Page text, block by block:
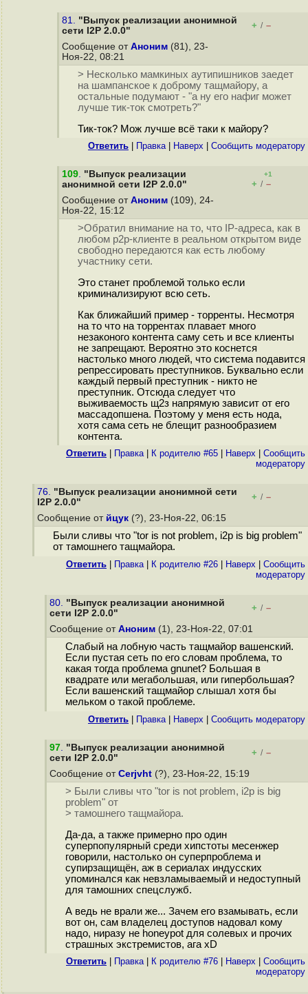
81. "Выпуск реализации анонимной
сети I2P 2.0.0"
+ / –
Сообщение от Аноним (81), 23-
Ноя-22, 08:21
> Несколько мамкиных аутипишников заедет
на шампанское к доброму тащмайору, а
остальные подумают - "а ну его нафиг может
лучше тик-ток смотреть?"
Тик-ток? Мож лучше всё таки к майору?
Ответить Правка| Наверх Cообщить модератору
109. "Выпуск реализации
анонимной сети I2P 2.0.0"
+1
+ / –
Сообщение от Аноним (109), 24-
Ноя-22, 15:12
>Обратил внимание на то, что IP-адреса, как в
любом p2p-клиенте в реальном открытом виде
свободно передаются как есть любому
участнику сети.
Это станет проблемой только если
криминализируют всю сеть.
Как ближайший пример - торренты. Несмотря
на то что на торрентах плавает много
незаконого контента саму сеть и все клиенты
не запрещают. Вероятно это коснется
настолько много людей, что система подавится
репрессировать преступников. Буквально если
каждый первый преступник - никто не
преступник. Отсюда следует что
выживаемость щ2з напрямую зависит от его
массадопшена. Поэтому у меня есть нода,
хотя сама сеть не блещит разнообразием
контента.
Ответить Правка| К родителю #65 Наверх
Cообщить
модератору
76. "Выпуск реализации анонимной сети
I2P 2.0.0"
+ / –
Сообщение от йцук (?), 23-Ноя-22, 06:15
Были сливы что "tor is not problem, i2p is big problem"
от тамошнего тащмайора.
Ответить Правка| К родителю #26 Наверх
Cообщить
модератору
80. "Выпуск реализации анонимной
сети I2P 2.0.0"
+ / –
Сообщение от Аноним (1), 23-Ноя-22, 07:01
Слабый на лобную часть тащмайор вашенский.
Если пустая сеть по его словам проблема, то
какая тогда проблема gnunet? Большая в
квадрате или мегабольшая, или гипербольшая?
Если вашенский тащмайор слышал хотя бы
мельком о такой проблеме.
Ответить Правка| Наверх Cообщить модератору
97. "Выпуск реализации анонимной
сети I2P 2.0.0"
+ / –
Сообщение от Cerjvht (?), 23-Ноя-22, 15:19
> Были сливы что "tor is not problem, i2p is big
problem" от
> тамошнего тащмайора.
Да-да, а также примерно про один
суперпопулярный среди хипстоты месенжер
говорили, настолько он суперпроблема и
супирзащищён, аж в сериалах индусских
упоминался как невзламываемый и недоступный
для тамошних спецслужб.
А ведь не врали же... Зачем его взамывать, если
вот он, сам владелец доступов надовал кому
надо, ниразу не honeypot для солевых и прочих
страшных экстремистов, ага xD
Ответить Правка| К родителю #76 Наверх
Cообщить
модератору